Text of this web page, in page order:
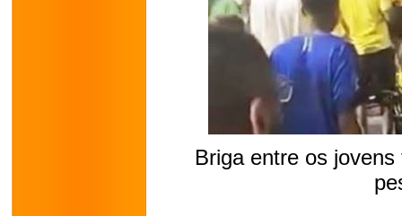
Briga entre os